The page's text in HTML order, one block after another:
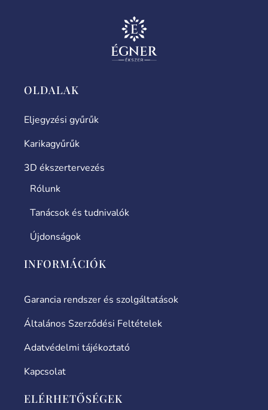
OLDALAK
Eljegyzési gyűrűk
Karikagyűrűk
3D ékszertervezés
Rólunk
Tanácsok és tudnivalók
Újdonságok
INFORMÁCIÓK
Garancia rendszer és szolgáltatások
Általános Szerződési Feltételek
Adatvédelmi tájékoztató
Kapcsolat
ELÉRHETŐSÉGEK